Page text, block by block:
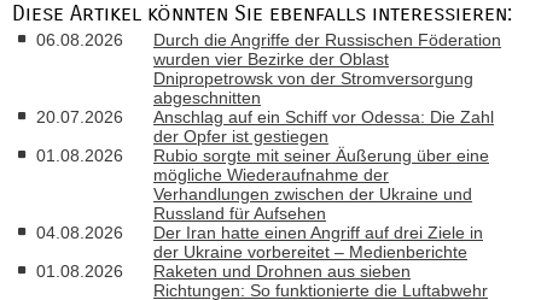
Diese Artikel könnten Sie ebenfalls interessieren:
06.08.2026
Durch die Angriffe der Russischen Föderation
wurden vier Bezirke der Oblast
Dnipropetrowsk von der Stromversorgung
abgeschnitten
20.07.2026
Anschlag auf ein Schiff vor Odessa: Die Zahl
der Opfer ist gestiegen
01.08.2026
Rubio sorgte mit seiner Äußerung über eine
mögliche Wiederaufnahme der
Verhandlungen zwischen der Ukraine und
Russland für Aufsehen
04.08.2026
Der Iran hatte einen Angriff auf drei Ziele in
der Ukraine vorbereitet – Medienberichte
01.08.2026
Raketen und Drohnen aus sieben
Richtungen: So funktionierte die Luftabwehr